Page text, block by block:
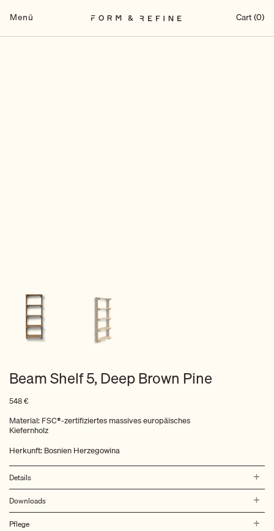
InhaltMenü Cart (0)
Beam Shelf 5, Deep Brown Pine
548€
Material: FSC®-zertifiziertes massives europäisches
Kiefernholz
Herkunft: Bosnien Herzegowina
Details
Downloads
Pflege